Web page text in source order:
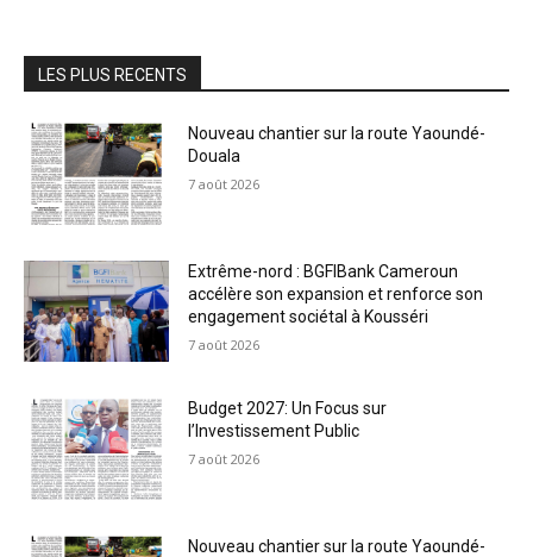
LES PLUS RECENTS
Nouveau chantier sur la route Yaoundé-
Douala
7 août 2026
Extrême-nord : BGFIBank Cameroun
accélère son expansion et renforce son
engagement sociétal à Kousséri
7 août 2026
Budget 2027: Un Focus sur
l’Investissement Public
7 août 2026
Nouveau chantier sur la route Yaoundé-